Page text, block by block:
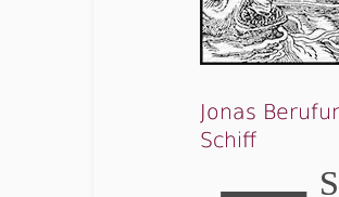
Jonas
Schiff